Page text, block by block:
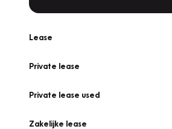
Lease
Private lease
Private lease used
Zakelijke lease